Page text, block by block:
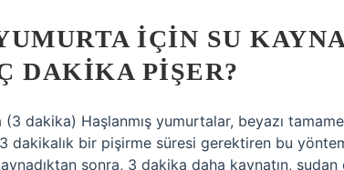
IÇIN SU
DAKIKA PIŞER?
dakika) Haşlanmış yumurtalar, beyazı
dakikalık bir pişirme süresi gerektiren bu
sonra, 3 dakika daha kaynatın, sudan